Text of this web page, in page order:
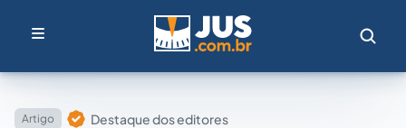
Artigo Destaque dos editores